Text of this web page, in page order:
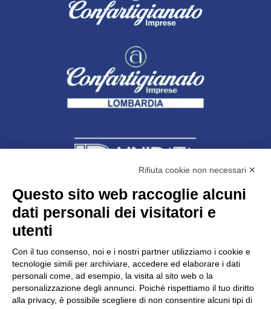
Unidata s.r.lcon unico socio
Largo dell’Artigianato, 1 - 23100 Sondrio
C.F. 00481790145 - N.REA SO-36426
PEC: unidata.sondrio@legalmail.it
Cap. soc. euro 100.000,00 i.v.
Rifiuta cookie non necessari ✕
Questo sito web raccoglie alcuni
dati personali dei visitatori e
utenti
Con il tuo consenso, noi e i nostri partner utilizziamo i cookie e
tecnologie simili per archiviare, accedere ed elaborare i dati
personali come, ad esempio, la visita al sito web o la
personalizzazione degli annunci. Poiché rispettiamo il tuo diritto
alla privacy, è possibile scegliere di non consentire alcuni tipi di